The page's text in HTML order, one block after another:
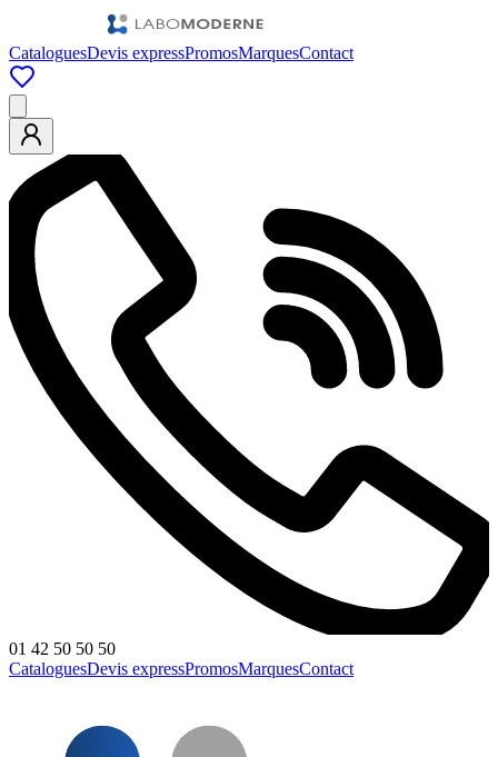
CataloguesDevis expressPromosMarquesContact
01 42 50 50 50
CataloguesDevis expressPromosMarquesContact